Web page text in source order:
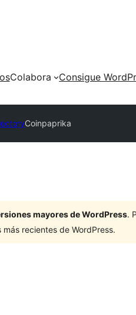
Colabora
Consigue
Coinpaprika
mayores de WordPress.
recientes de WordPress.